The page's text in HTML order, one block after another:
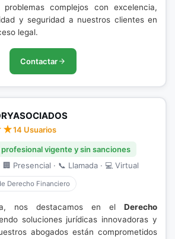
complejos con excelencia,
y seguridad a nuestros clientes en
legal.
Contactar
14 Usuarios
vigente y sin sanciones
🏢 Presencial · 📞 Llamada · 💻 Virtual
Derecho Financiero
nos destacamos en el Derecho
soluciones jurídicas innovadoras y
abogados están comprometidos